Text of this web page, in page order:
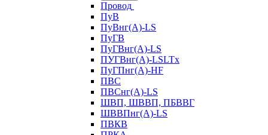
Провод
ПуВ
ПуВнг(А)-LS
ПуГВ
ПуГВнг(А)-LS
ПУГВнг(А)-LSLTx
ПуГПнг(А)-HF
ПВС
ПВСнг(А)-LS
ШВП, ШВВП, ПБВВГ
ШВВПнг(А)-LS
ПВКВ